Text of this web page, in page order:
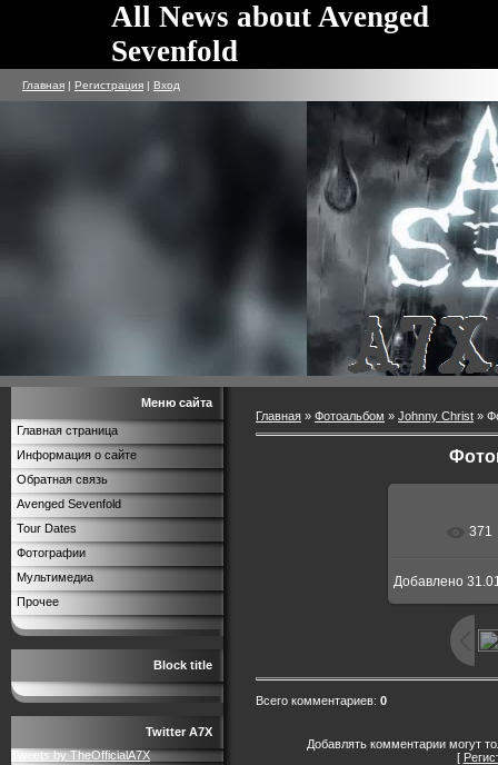
All News about Avenged
Sevenfold
Главная | Регистрация | Вход
Меню сайта
Главная страница
Информация о сайте
Обратная связь
Avenged Sevenfold
Tour Dates
Фотографии
Мультимедиа
Прочее
Block title
Twitter A7X
Tweets by TheOfficialA7X
Главная » Фотоальбом » Johnny Christ »
В 371
Добавлено
Всего комментариев: 0
Добавлять комментарии могут
[